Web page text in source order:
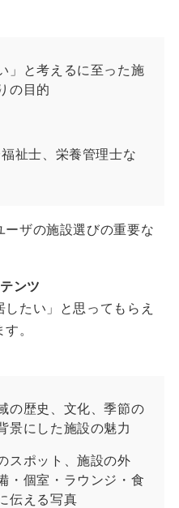
」と考えるに至った施
の目的
祉士、栄養管理士な
ザの施設選びの重要な
ンツ
たい」と思ってもらえ
。
の歴史、文化、季節の
景にした施設の魅力
スポット、施設の外
・個室・ラウンジ・食
伝える写真